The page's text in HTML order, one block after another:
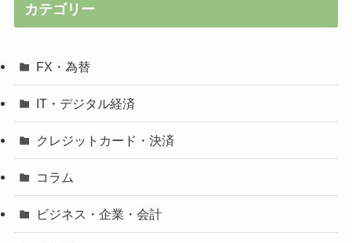
カテゴリー
FX・為替
IT・デジタル経済
クレジットカード・決済
コラム
ビジネス・企業・会計